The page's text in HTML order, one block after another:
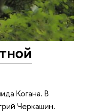
Когана. В
Черкашин.